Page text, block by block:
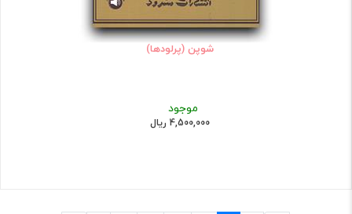
شوپن (پرلودها)
موجود
4,500,000 ریال